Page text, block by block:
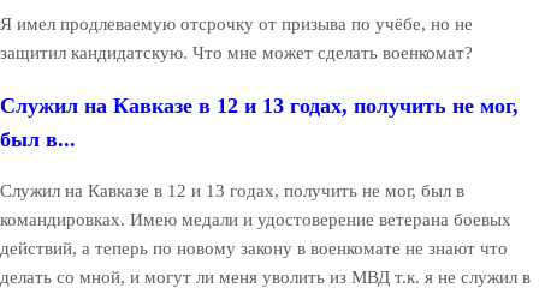
Я имел продлеваемую отсрочку от призыва по учёбе, но не
защитил кандидатскую. Что мне может сделать военкомат?
Служил на Кавказе в 12 и 13 годах, получить не мог,
был в...
Служил на Кавказе в 12 и 13 годах, получить не мог, был в
командировках. Имею медали и удостоверение ветерана боевых
действий, а теперь по новому закону в военкомате не знают что
делать со мной, и могут ли меня уволить из МВД т.к. я не служил в